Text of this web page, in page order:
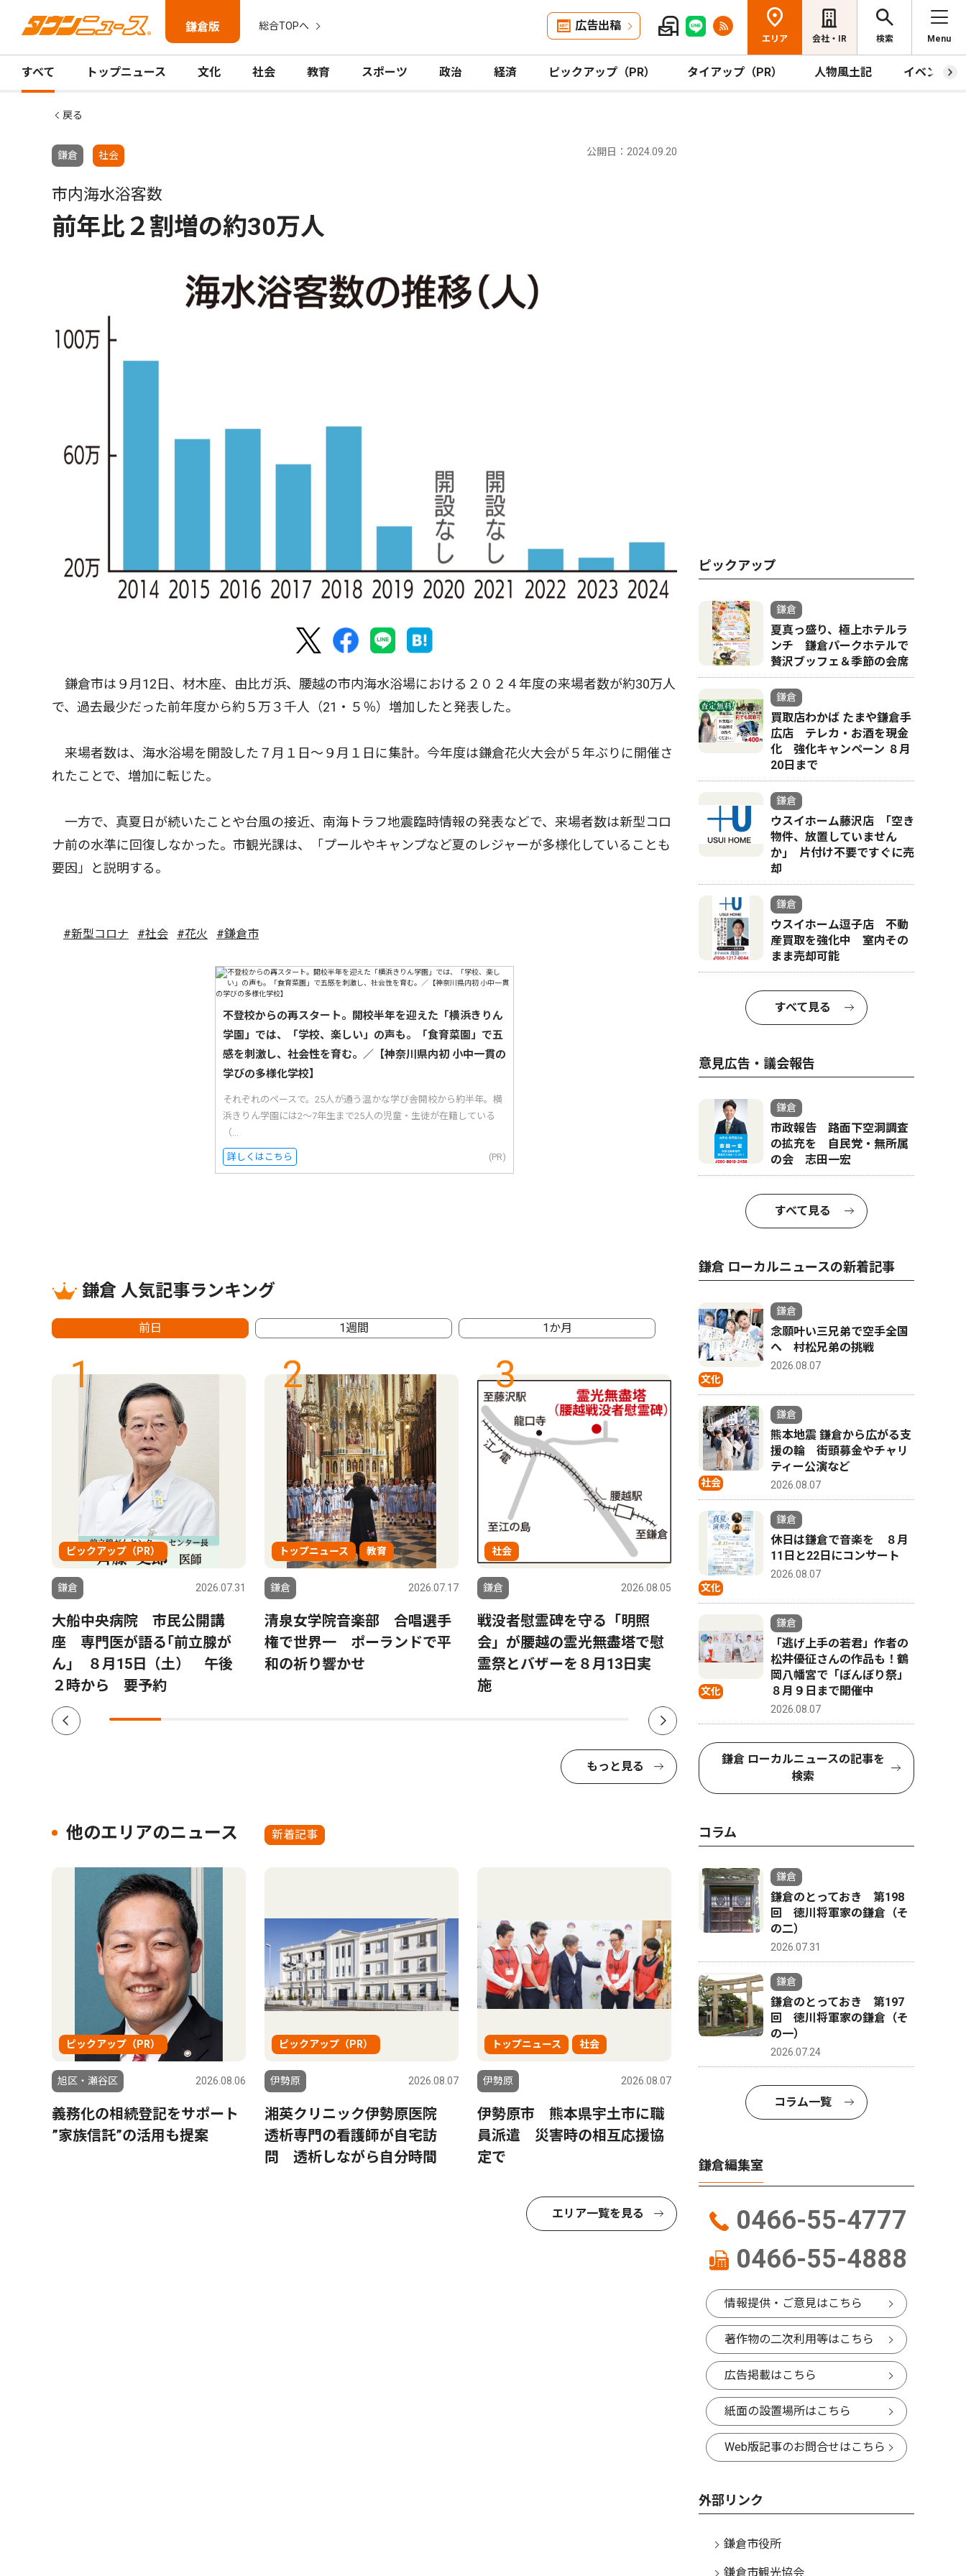
鎌倉版 総合TOPへ 広告出稿
エリア 会社・IR 検索 Menu
すべて トップニュース 文化 社会 教育 スポーツ 政治 経済 ピックアップ（PR） タイアップ（PR） 人物風土記 イベント
戻る
鎌倉 社会 公開日：2024.09.20
市内海水浴客数
前年比２割増の約30万人
鎌倉市は９月12日、材木座、由比ガ浜、腰越の市内海水浴場における２０２４年度の来場者数が約30万人
で、過去最少だった前年度から約５万３千人（21・５％）増加したと発表した。
来場者数は、海水浴場を開設した７月１日〜９月１日に集計。今年度は鎌倉花火大会が５年ぶりに開催さ
れたことで、増加に転じた。
一方で、真夏日が続いたことや台風の接近、南海トラフ地震臨時情報の発表などで、来場者数は新型コロ
ナ前の水準に回復しなかった。市観光課は、「プールやキャンプなど夏のレジャーが多様化していることも
要因」と説明する。
#新型コロナ #社会 #花火 #鎌倉市
不登校からの再スタート。開校半年を迎えた「横浜きりん
学園」では、「学校、楽しい」の声も。「食育菜園」で五
感を刺激し、社会性を育む。／【神奈川県内初 小中一貫の
学びの多様化学校】
それぞれのペースで。25人が通う温かな学び舎開校から約半年。横
浜きりん学園には2〜7年生まで25人の児童・生徒が在籍している
（...
詳しくはこちら (PR)
鎌倉 人気記事ランキング
前日 1週間 1か月
1
ピックアップ（PR）
鎌倉 2026.07.31
大船中央病院 市民公開講
座 専門医が語る｢前立腺が
ん｣ ８月15日（土） 午後
２時から 要予約
2
トップニュース 教育
鎌倉 2026.07.17
清泉女学院音楽部 合唱選手
権で世界一 ポーランドで平
和の祈り響かせ
3
社会
鎌倉 2026.08.05
戦没者慰霊碑を守る「明照
会」が腰越の霊光無盡塔で慰
霊祭とバザーを８月13日実
施
4
政治
鎌倉
鎌倉市議会議員有志13人 議
長に辞職求め声明
仲本さん
もっと見る
他のエリアのニュース 新着記事
ピックアップ（PR）
旭区・瀬谷区 2026.08.06
義務化の相続登記をサポート
”家族信託”の活用も提案
ピックアップ（PR）
伊勢原 2026.08.07
湘英クリニック伊勢原医院
透析専門の看護師が自宅訪
問 透析しながら自分時間
トップニュース 社会
伊勢原 2026.08.07
伊勢原市 熊本県宇土市に職
員派遣 災害時の相互応援協
定で
エリア一覧を見る
ピックアップ
鎌倉
夏真っ盛り、極上ホテルラ
ンチ 鎌倉パークホテルで
贅沢ブッフェ＆季節の会席
鎌倉
買取店わかば たまや鎌倉手
広店 テレカ・お酒を現金
化 強化キャンペーン ８月
20日まで
鎌倉
ウスイホーム藤沢店 ｢空き
物件、放置していません
か｣ 片付け不要ですぐに売
却
鎌倉
ウスイホーム逗子店 不動
産買取を強化中 室内その
まま売却可能
すべて見る
意見広告・議会報告
鎌倉
市政報告 路面下空洞調査
の拡充を 自民党・無所属
の会 志田一宏
すべて見る
鎌倉 ローカルニュースの新着記事
文化
鎌倉
念願叶い三兄弟で空手全国
へ 村松兄弟の挑戦
2026.08.07
社会
鎌倉
熊本地震 鎌倉から広がる支
援の輪 街頭募金やチャリ
ティー公演など
2026.08.07
文化
鎌倉
休日は鎌倉で音楽を ８月
11日と22日にコンサート
2026.08.07
文化
鎌倉
「逃げ上手の若君」作者の
松井優征さんの作品も！鶴
岡八幡宮で「ぼんぼり祭」
８月９日まで開催中
2026.08.07
鎌倉 ローカルニュースの記事を
検索
コラム
鎌倉
鎌倉のとっておき 第198
回 徳川将軍家の鎌倉（そ
の二）
2026.07.31
鎌倉
鎌倉のとっておき 第197
回 徳川将軍家の鎌倉（そ
の一）
2026.07.24
コラム一覧
鎌倉編集室
0466-55-4777
0466-55-4888
情報提供・ご意見はこちら
著作物の二次利用等はこちら
広告掲載はこちら
紙面の設置場所はこちら
Web版記事のお問合せはこちら
外部リンク
鎌倉市役所
鎌倉市観光協会